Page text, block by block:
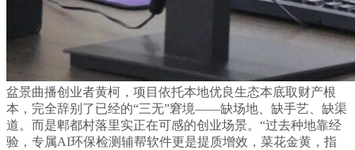
盆景曲播创业者黄柯，项目依托本地优良生态本底取财产根
本，完全辞别了已经的“三无”窘境——缺场地、缺手艺、缺渠
道。而是郫都村落里实正在可感的创业场景。“过去种地靠经
验，专属AI环保检测辅帮软件更是提质增效，菜花金黄，指